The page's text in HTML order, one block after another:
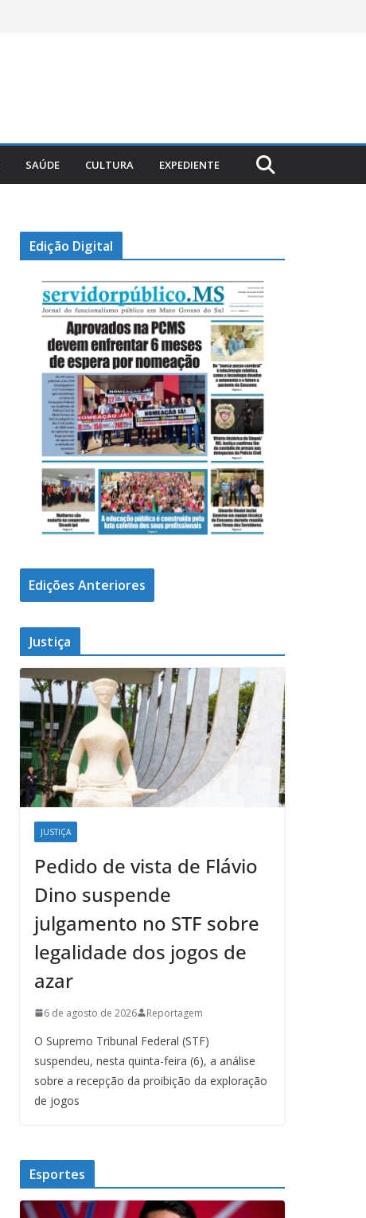
SAÚDE CULTURA EXPEDIENTE
Edição Digital
Edições Anteriores
Justiça
JUSTIÇA
Pedido de vista de Flávio
Dino suspende
julgamento no STF sobre
legalidade dos jogos de
azar
6 de agosto de 2026 Reportagem
O Supremo Tribunal Federal (STF)
suspendeu, nesta quinta-feira (6), a análise
sobre a recepção da proibição da exploração
de jogos
Esportes